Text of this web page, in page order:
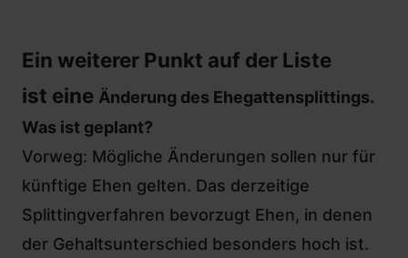
Ein weiterer Punkt auf der Liste
ist eine Änderung des Ehegattensplittings.
Was ist geplant?
Vorweg: Mögliche Änderungen sollen nur für
künftige Ehen gelten. Das derzeitige
Splittingverfahren bevorzugt Ehen, in denen
der Gehaltsunterschied besonders hoch ist.